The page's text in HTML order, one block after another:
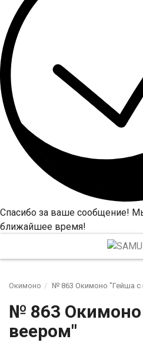
Спасибо за ваше сообщение!
ближайшее время!
Окимоно № 863 Окимоно "Гейша с
№ 863 Окимоно
веером"